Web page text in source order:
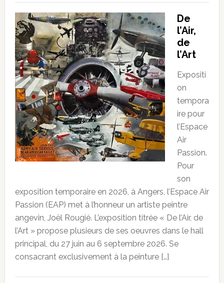
De
l’Air,
de
l’Art
Expositi
on
tempora
ire pour
l’Espace
Air
Passion.
Pour
son
exposition temporaire en 2026, à Angers, l’Espace Air
Passion (EAP) met à l’honneur un artiste peintre
angevin, Joël Rougié. L’exposition titrée « De l’Air, de
l’Art » propose plusieurs de ses oeuvres dans le hall
principal, du 27 juin au 6 septembre 2026. Se
consacrant exclusivement à la peinture […]